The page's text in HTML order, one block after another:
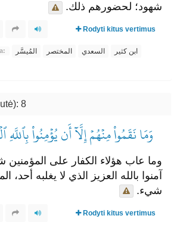
شهود؛ لحضورهم ذلك.
Rodyti kitus vertimus
المُيسَّر المختصر السعدي
ابن كثير
8
وَمَا نَقَمُواْ مِنۡهُمۡ إِلَّآ أَن يُؤۡمِنُواْ بِٱللَّهِ
وما عاب هؤلاء الكفار على المؤمنين
آمنوا بالله العزيز الذي لا يغلبه
شيء.
Rodyti kitus vertimus